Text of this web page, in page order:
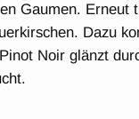
Gaumen. Erneut
Dazu
Noir glänzt